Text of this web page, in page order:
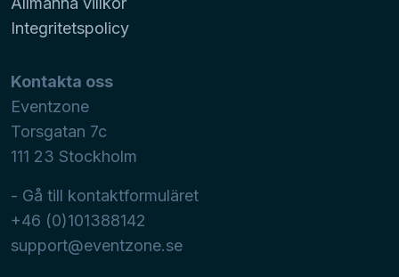
Integritetspolicy
Kontakta oss
Eventzone
Torsgatan 7c
111 23 Stockholm
- Gå till kontaktformuläret
+46 (0)101388142
support@eventzone.se